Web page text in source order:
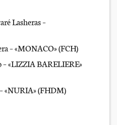
Lasheras –
– «MONACO» (FCH)
– «LIZZIA BARELIERE»
«NURIA» (FHDM)